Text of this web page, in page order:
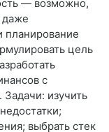
— возможно,
даже
планирование
цель
с
изучить
выбрать стек